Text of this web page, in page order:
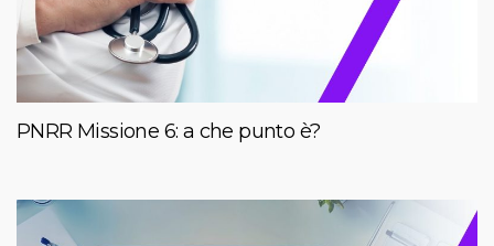
PNRR Missione 6: a che punto è?